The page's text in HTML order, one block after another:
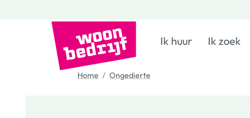
Ik huur Ik zoek
Home Ongedierte